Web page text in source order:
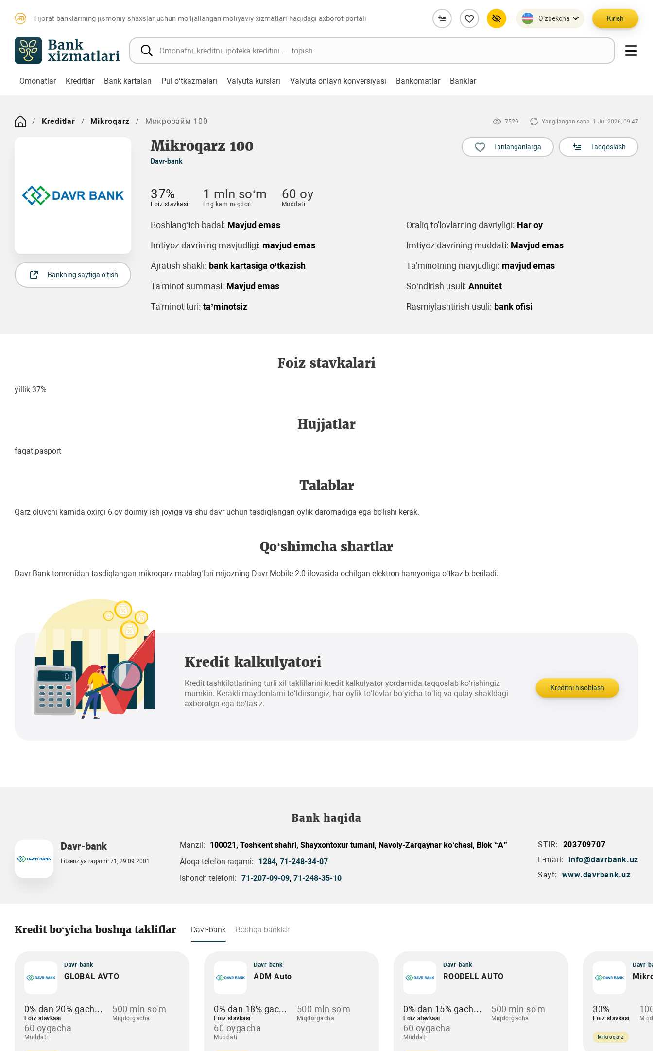
Tijorat banklarining jismoniy shaxslar uchun mo‘ljallangan moliyaviy xizmatlari haqidagi axborot portali O’zbekcha Kirish
Omonatlar Kreditlar Bank kartalari Pul o‘tkazmalari Valyuta kurslari Valyuta onlayn-konversiyasi Bankomatlar Banklar
Kreditlar Mikroqarz Микрозайм 100 7529 Yangilangan sana: 1 Jul 2026, 09:47
Mikroqarz 100
Davr-bank
Tanlanganlarga Taqqoslash
Bankning saytiga o‘tish
37%
Foiz stavkasi
1 mln so‘m
Eng kam miqdori
60 oy
Muddati
Boshlang‘ich badal: Mavjud emas Oraliq to'lovlarning davriyligi: Har oy
Imtiyoz davrining mavjudligi: mavjud emas Imtiyoz davrining muddati: Mavjud emas
Ajratish shakli: bank kartasiga o‘tkazish Ta'minotning mavjudligi: mavjud emas
Ta'minot summasi: Mavjud emas So‘ndirish usuli: Annuitet
Ta'minot turi: ta’minotsiz Rasmiylashtirish usuli: bank ofisi
Foiz stavkalari
yillik 37%
Hujjatlar
faqat pasport
Talablar
Qarz oluvchi kamida oxirgi 6 oy doimiy ish joyiga va shu davr uchun tasdiqlangan oylik daromadiga ega bo'lishi kerak.
Qo‘shimcha shartlar
Davr Bank tomonidan tasdiqlangan mikroqarz mablag‘lari mijozning Davr Mobile 2.0 ilovasida ochilgan elektron hamyoniga o‘tkazib beriladi.
Kredit kalkulyatori
Kredit tashkilotlarining turli xil takliflarini kredit kalkulyator yordamida taqqoslab ko‘rishingiz
mumkin. Kerakli maydonlarni to‘ldirsangiz, har oylik to‘lovlar bo‘yicha to‘liq va qulay shakldagi
axborotga ega bo‘lasiz.
Kreditni hisoblash
Bank haqida
Davr-bank
Litsenziya raqami: 71, 29.09.2001
Manzil:
100021, Toshkent shahri, Shayxontoxur tumani, Navoiy-Zarqaynar ko‘chasi, Blok “A”
Aloqa telefon raqami:
1284,71-248-34-07
Ishonch telefoni: 71-207-09-09,71-248-35-10
STIR:
203709707
E-mail:
info@davrbank.uz
Sayt:
www.davrbank.uz
Kredit bo‘yicha boshqa takliflar Davr-bank Boshqa banklar
Davr-bank
GLOBAL AVTO
0% dan 20% gach...
Foiz stavkasi
500 mln so'm
Miqdorgacha
60 oygacha
Muddati
Davr-bank
ADM Auto
0% dan 18% gac...
Foiz stavkasi
500 mln so'm
Miqdorgacha
60 oygacha
Muddati
Davr-bank
ROODELL AUTO
0% dan 15% gach...
Foiz stavkasi
500 mln so'm
Miqdorgacha
60 oygacha
Muddati
Davr-
33%
Foiz stavkasi
Mikroqarz